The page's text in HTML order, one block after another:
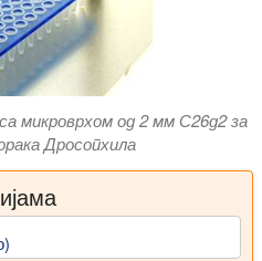
микроврхом од 2 мм С26д2 за
Дросопхила